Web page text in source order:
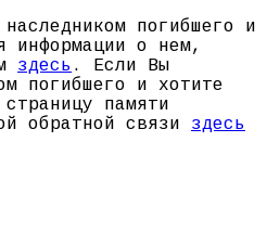
погибшего и
информации о нем,
здесь . Если Вы
погибшего и хотите
памяти
обратной связи здесь